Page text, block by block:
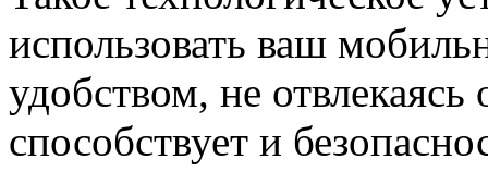
использовать ваш
удобством, не
способствует и